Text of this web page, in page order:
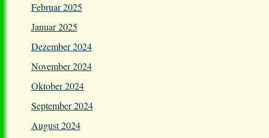
Februar 2025
Januar 2025
Dezember 2024
November 2024
Oktober 2024
September 2024
August 2024